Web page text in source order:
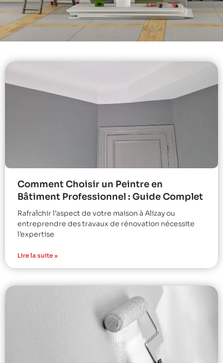
Comment Choisir un Peintre en
Bâtiment Professionnel : Guide Complet
Rafraîchir l’aspect de votre maison à Alizay ou
entreprendre des travaux de rénovation nécessite
l’expertise
Lire la suite »